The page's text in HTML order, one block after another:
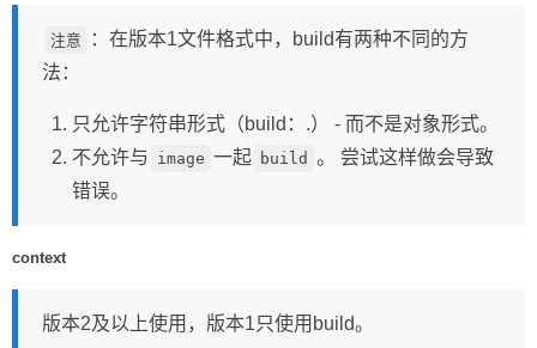
注意
：在版本1文件格式中，build有两种不同的方
法：
只允许字符串形式（build：.） - 而不是对象形式。
不允许与 image 一起 build 。 尝试这样做会导致
错误。
context
版本2及以上使用，版本1只使用build。